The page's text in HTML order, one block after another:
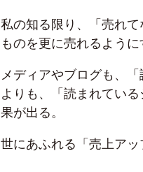
私の知る限り、「売れ
ものを更に売れるように
メディアやブログも、
よりも、「読まれてい
果が出る。
世にあふれる「売上アッ